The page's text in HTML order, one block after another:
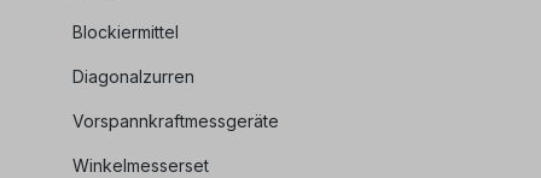
Blockiermittel
Diagonalzurren
Vorspannkraftmessgeräte
Winkelmesserset